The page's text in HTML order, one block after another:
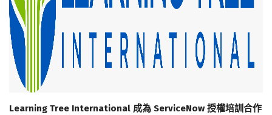
Learning Tree International 成為 ServiceNow 授權培訓合作